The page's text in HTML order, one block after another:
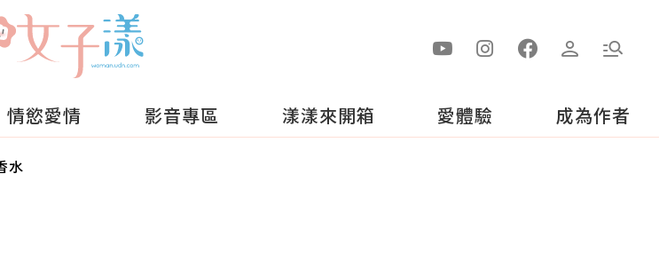
情慾愛情 影音專區 漾漾來開箱 愛體驗 成為作者
水